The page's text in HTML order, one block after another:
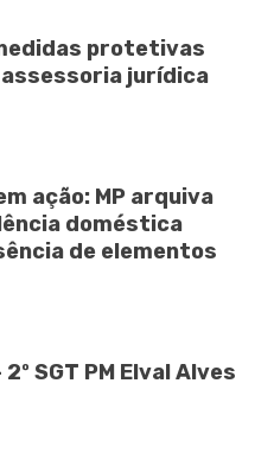
protetivas
jurídica
ação: MP arquiva
doméstica
de elementos
2º SGT PM Elval Alves